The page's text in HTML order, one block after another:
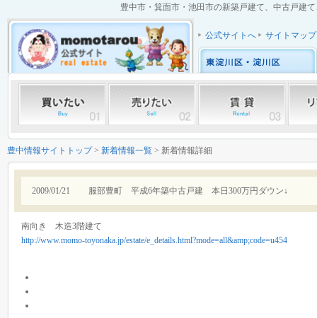
豊中市・箕面市・池田市の新築戸建て、中古戸建
公式サイトへ サイトマップ
豊中情報サイトトップ> 新着情報一覧 > 新着情報詳細
2009/01/21 服部豊町 平成6年築中古戸建 本日300万円ダウン↓
南向き 木造3階建て
http://www.momo-toyonaka.jp/estate/e_details.html?mode=all&amp;code=u454